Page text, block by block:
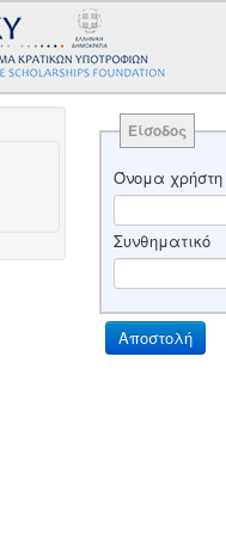
Είσοδος
Όνομα χρήστη
Συνθηματικό